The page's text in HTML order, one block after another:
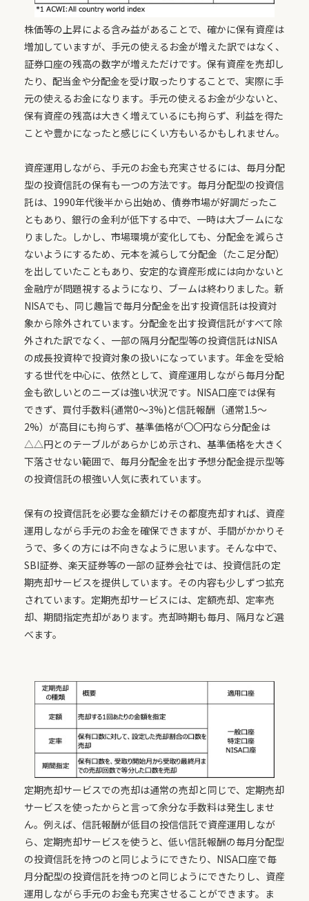
株価等の上昇による含み益があることで、確かに保有資産は
増加していますが、手元の使えるお金が増えた訳ではなく、
証券口座の残高の数字が増えただけです。保有資産を売却し
たり、配当金や分配金を受け取ったりすることで、実際に手
元の使えるお金になります。手元の使えるお金が少ないと、
保有資産の残高は大きく増えているにも拘らず、利益を得た
ことや豊かになったと感じにくい方もいるかもしれません。
資産運用しながら、手元のお金も充実させるには、毎月分配
型の投資信託の保有も一つの方法です。毎月分配型の投資信
託は、1990年代後半から出始め、債券市場が好調だったこ
ともあり、銀行の金利が低下する中で、一時は大ブームにな
りました。しかし、市場環境が変化しても、分配金を減らさ
ないようにするため、元本を減らして分配金（たこ足分配）
を出していたこともあり、安定的な資産形成には向かないと
金融庁が問題視するようになり、ブームは終わりました。新
NISAでも、同じ趣旨で毎月分配金を出す投資信託は投資対
象から除外されています。分配金を出す投資信託がすべて除
外された訳でなく、一部の隔月分配型等の投資信託はNISA
の成長投資枠で投資対象の扱いになっています。年金を受給
する世代を中心に、依然として、資産運用しながら毎月分配
金も欲しいとのニーズは強い状況です。NISA口座では保有
できず、買付手数料(通常0～3%)と信託報酬（通常1.5～
2%）が高目にも拘らず、基準価格が〇〇円なら分配金は
△△円とのテーブルがあらかじめ示され、基準価格を大きく
下落させない範囲で、毎月分配金を出す予想分配金提示型等
の投資信託の根強い人気に表れています。
保有の投資信託を必要な金額だけその都度売却すれば、資産
運用しながら手元のお金を確保できますが、手間がかかりそ
うで、多くの方には不向きなように思います。そんな中で、
SBI証券、楽天証券等の一部の証券会社では、投資信託の定
期売却サービスを提供しています。その内容も少しずつ拡充
されています。定期売却サービスには、定額売却、定率売
却、期間指定売却があります。売却時期も毎月、隔月など選
べます。
定期売却サービスでの売却は通常の売却と同じで、定期売却
サービスを使ったからと言って余分な手数料は発生しませ
ん。例えば、信託報酬が低目の投信信託で資産運用しなが
ら、定期売却サービスを使うと、低い信託報酬の毎月分配型
の投資信託を持つのと同じようにできたり、NISA口座で毎
月分配型の投資信託を持つのと同じようにできたりし、資産
運用しながら手元のお金も充実させることができます。ま